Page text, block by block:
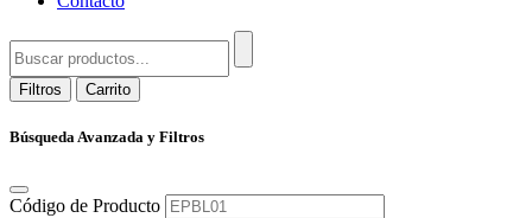
Filtros Carrito
Búsqueda Avanzada y Filtros
Código de Producto